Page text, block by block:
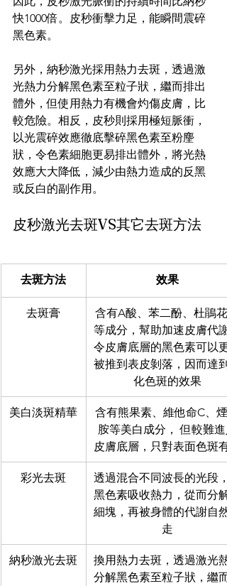
快1000倍。皮秒衝擊力足，能瞬間震碎
黑色素。
另外，納秒激光採用熱力去斑，透過激
光熱力分解黑色素至粒子狀，繼而排出
體外，但使用熱力有機會灼傷皮膚，比
較危險。相反，皮秒則採用極短脈衝，
以光震碎效應徹底擊碎黑色素至粉麈
狀，令色素細胞更易排出體外，將光熱
效應大大降低，減少由熱力造成的反黑
或反白的副作用。
皮秒激光去斑VS其它去斑方法
去斑方法 效果
去斑膏
含有A酸、苯二酚、杜鵑花
等成分，幫助加速皮膚代謝
令皮膚底層的黑色素可以更
被推到表皮剝落，因而達到
化色斑的效果
美白淡斑精華
含有熊果素、維他命C、煙
胺等美白成分， 但較難進
皮膚底層，只對表面色斑有
彩光去斑
透過混合不同波長的光段，
黑色素吸收熱力，從而分解
細塊，再被身體的代謝自然
走
納秒激光去斑
換用熱力去斑，透過激光熱
分解黑色素至粒子狀，繼而